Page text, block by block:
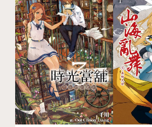
譯者簡介
許金玉
東海大學日文系畢業，現為專職譯者
事就會渾身不對勁。譯有《旅貓日記
《吸淚鬼》、《小書痴的下剋上系列
仰望天空》等作品。